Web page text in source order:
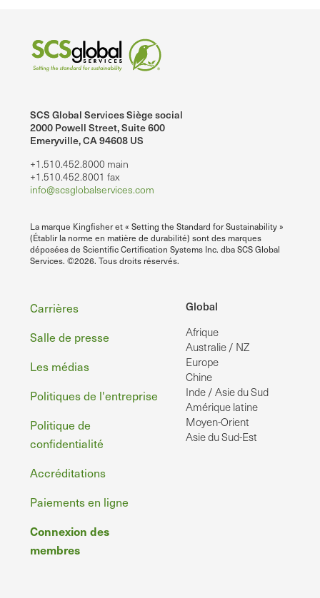
SCS Global Services Siège social
2000 Powell Street, Suite 600
Emeryville, CA 94608 US
+1.510.452.8000 main
+1.510.452.8001 fax
info@scsglobalservices.com
La marque Kingfisher et « Setting the Standard for Sustainability »
(Établir la norme en matière de durabilité) sont des marques
déposées de Scientific Certification Systems Inc. dba SCS Global
Services. ©2026. Tous droits réservés.
Global
Afrique
Australie / NZ
Europe
Chine
Inde / Asie du Sud
Amérique latine
Moyen-Orient
Asie du Sud-Est
Pied
de
page
Carrières
Salle de presse
Les médias
Politiques de l'entreprise
Politique de
confidentialité
Accréditations
Paiements en ligne
Connexion des
membres